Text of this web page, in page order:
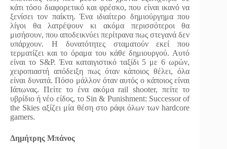
κάτι τόσο διαφορετικό και φρέσκο, που είναι ικανό να
ξενίσει τον παίκτη. Ένα ιδιαίτερο δημιούργημα που
λίγοι θα λατρέψουν κι ακόμα περισσότεροι θα
μισήσουν, που αποδεικνύει περίτρανα πως στεγανά δεν
υπάρχουν. Η δυνατότητες σταματούν εκεί που
τερματίζει και το όραμα του κάθε δημιουργού. Αυτό
είναι το S&P. Ένα καταιγιστικό ταξίδι 5 με 6 ωρών,
χειροπιαστή απόδειξη πως όταν κάποιος θέλει, όλα
είναι δυνατά. Πόσο μάλλον όταν αυτός ο κάποιος είναι
Ιάπωνας. Πείτε το ένα ακόμα rail shooter, πείτε το
υβρίδιο ή νέο είδος, το Sin & Punishment: Successor of
the Skies αξίζει μία θέση στο ράφι όλων των hardcore
gamers.
Δημήτρης Μπάνος